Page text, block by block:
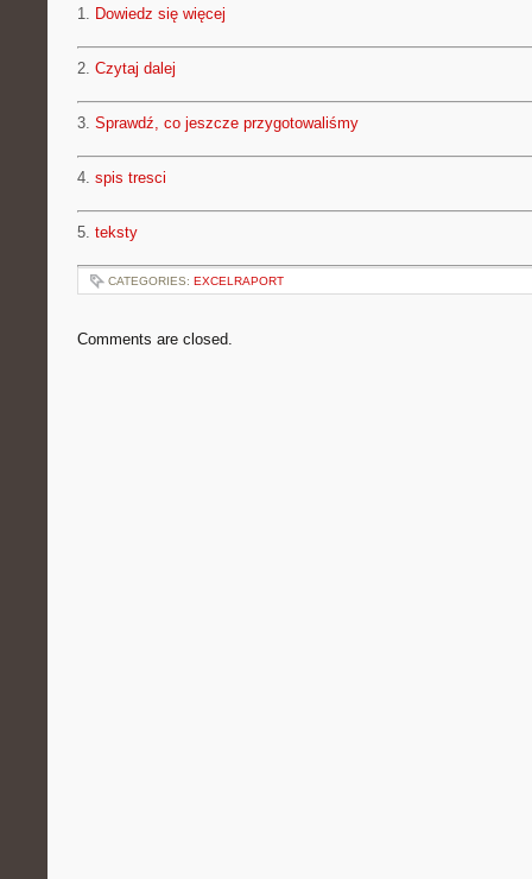
1. Dowiedz się więcej
2. Czytaj dalej
3. Sprawdź, co jeszcze przygotowaliśmy
4. spis tresci
5. teksty
CATEGORIES: EXCELRAPORT
Comments are closed.